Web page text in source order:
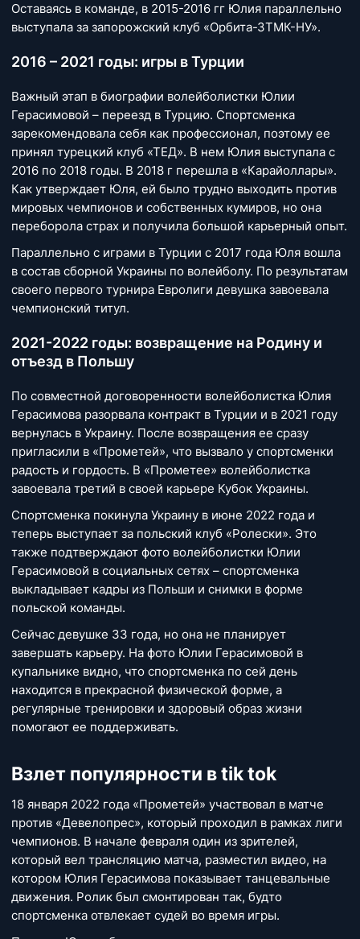
Оставаясь в команде, в 2015-2016 гг Юлия параллельно
выступала за запорожский клуб «Орбита-ЗТМК-НУ».
2016 – 2021 годы: игры в Турции
Важный этап в биографии волейболистки Юлии
Герасимовой – переезд в Турцию. Спортсменка
зарекомендовала себя как профессионал, поэтому ее
принял турецкий клуб «ТЕД». В нем Юлия выступала с
2016 по 2018 годы. В 2018 г перешла в «Карайоллары».
Как утверждает Юля, ей было трудно выходить против
мировых чемпионов и собственных кумиров, но она
переборола страх и получила большой карьерный опыт.
Параллельно с играми в Турции с 2017 года Юля вошла
в состав сборной Украины по волейболу. По результатам
своего первого турнира Евролиги девушка завоевала
чемпионский титул.
2021-2022 годы: возвращение на Родину и
отъезд в Польшу
По совместной договоренности волейболистка Юлия
Герасимова разорвала контракт в Турции и в 2021 году
вернулась в Украину. После возвращения ее сразу
пригласили в «Прометей», что вызвало у спортсменки
радость и гордость. В «Прометее» волейболистка
завоевала третий в своей карьере Кубок Украины.
Спортсменка покинула Украину в июне 2022 года и
теперь выступает за польский клуб «Ролески». Это
также подтверждают фото волейболистки Юлии
Герасимовой в социальных сетях – спортсменка
выкладывает кадры из Польши и снимки в форме
польской команды.
Сейчас девушке 33 года, но она не планирует
завершать карьеру. На фото Юлии Герасимовой в
купальнике видно, что спортсменка по сей день
находится в прекрасной физической форме, а
регулярные тренировки и здоровый образ жизни
помогают ее поддерживать.
Взлет популярности в tik tok
18 января 2022 года «Прометей» участвовал в матче
против «Девелопрес», который проходил в рамках лиги
чемпионов. В начале февраля один из зрителей,
который вел трансляцию матча, разместил видео, на
котором Юлия Герасимова показывает танцевальные
движения. Ролик был смонтирован так, будто
спортсменка отвлекает судей во время игры.